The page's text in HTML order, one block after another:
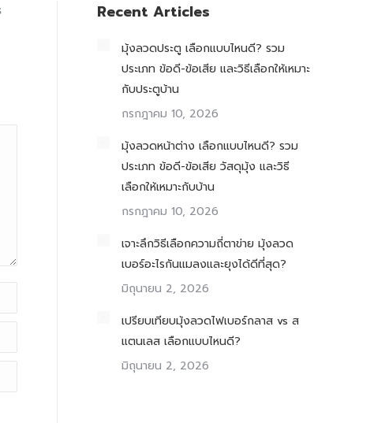
Recent Articles
มุ้งลวดประตู เลือกแบบไหนดี? รวม
ประเภท ข้อดี-ข้อเสีย และวิธีเลือกให้เหมาะ
กับประตูบ้าน
กรกฎาคม 10, 2026
มุ้งลวดหน้าต่าง เลือกแบบไหนดี? รวม
ประเภท ข้อดี-ข้อเสีย วัสดุมุ้ง และวิธี
เลือกให้เหมาะกับบ้าน
กรกฎาคม 10, 2026
เจาะลึกวิธีเลือกความถี่ตาข่าย มุ้งลวด
เบอร์อะไรกันแมลงและยุงได้ดีที่สุด?
มิถุนายน 2, 2026
เปรียบเทียบมุ้งลวดไฟเบอร์กลาส vs ส
แตนเลส เลือกแบบไหนดี?
มิถุนายน 2, 2026